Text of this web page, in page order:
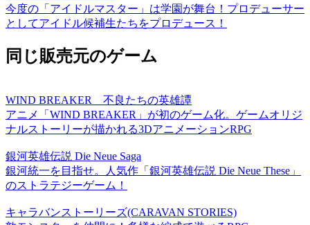
今度の「アイドルマスター」は学園が舞台！プロデューサー
としてアイドル候補生たちをプロデュース！
同じ販売元のゲーム
WIND BREAKER 不良たちの英雄譚
アニメ「WIND BREAKER」が初のゲーム化。ゲームオリジ
ナルストーリーが描かれる3DアニメーションRPG
銀河英雄伝説 Die Neue Saga
銀河統一を目指せ。人気作「銀河英雄伝説 Die Neue These」
のストラテジーゲーム！
キャラバンストーリーズ(CARAVAN STORIES)